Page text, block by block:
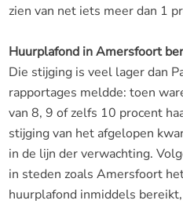
zien van net iets meer dan 1
Huurplafond in Amersfoort
Die stijging is veel lager dan
rapportages meldde: toen
van 8, 9 of zelfs 10 procent
stijging van het afgelopen
in de lijn der verwachting.
in steden zoals Amersfoort
huurplafond inmiddels